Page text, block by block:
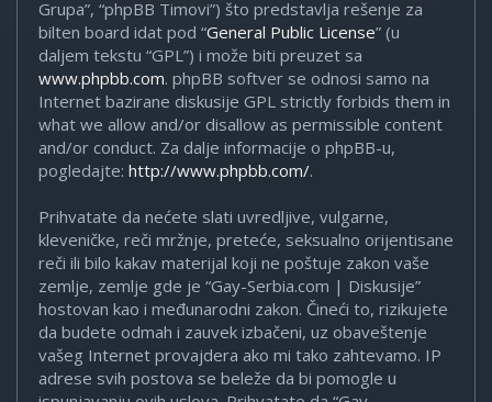
Grupa”, “phpBB Timovi”) što predstavlja rešenje za
bilten board idat pod “General Public License” (u
daljem tekstu “GPL”) i može biti preuzet sa
www.phpbb.com. phpBB softver se odnosi samo na
Internet bazirane diskusije GPL strictly forbids them in
what we allow and/or disallow as permissible content
and/or conduct. Za dalje informacije o phpBB-u,
pogledajte: http://www.phpbb.com/.
Prihvatate da nećete slati uvredljive, vulgarne,
kleveničke, reči mržnje, preteće, seksualno orijentisane
reči ili bilo kakav materijal koji ne poštuje zakon vaše
zemlje, zemlje gde je “Gay-Serbia.com | Diskusije”
hostovan kao i međunarodni zakon. Čineći to, rizikujete
da budete odmah i zauvek izbačeni, uz obaveštenje
vašeg Internet provajdera ako mi tako zahtevamo. IP
adrese svih postova se beleže da bi pomogle u